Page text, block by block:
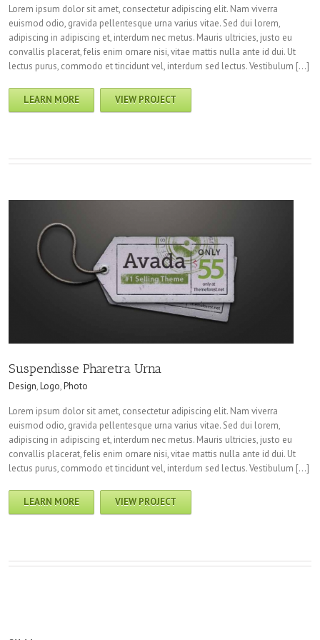
Lorem ipsum dolor sit amet, consectetur adipiscing elit. Nam viverra
euismod odio, gravida pellentesque urna varius vitae. Sed dui lorem,
adipiscing in adipiscing et, interdum nec metus. Mauris ultricies, justo eu
convallis placerat, felis enim ornare nisi, vitae mattis nulla ante id dui. Ut
lectus purus, commodo et tincidunt vel, interdum sed lectus. Vestibulum […]
LEARN MORE VIEW PROJECT
Suspendisse Pharetra Urna
Design,Logo,Photo
Lorem ipsum dolor sit amet, consectetur adipiscing elit. Nam viverra
euismod odio, gravida pellentesque urna varius vitae. Sed dui lorem,
adipiscing in adipiscing et, interdum nec metus. Mauris ultricies, justo eu
convallis placerat, felis enim ornare nisi, vitae mattis nulla ante id dui. Ut
lectus purus, commodo et tincidunt vel, interdum sed lectus. Vestibulum […]
LEARN MORE VIEW PROJECT